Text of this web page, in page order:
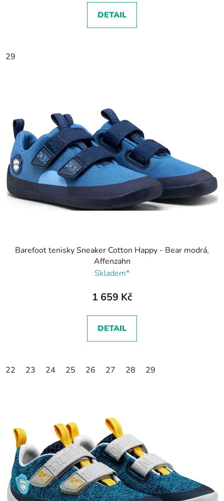
DETAIL
29
Barefoot tenisky Sneaker Cotton Happy - Bear modrá,
Affenzahn
Skladem*
1 659 Kč
DETAIL
22 23 24 25 26 27 28 29